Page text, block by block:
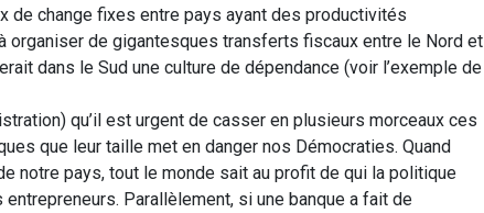
de change fixes entre pays ayant des productivités
organiser de gigantesques transferts fiscaux entre le Nord et
dans le Sud une culture de dépendance (voir l’exemple de
qu’il est urgent de casser en plusieurs morceaux ces
que leur taille met en danger nos Démocraties. Quand
notre pays, tout le monde sait au profit de qui la politique
Parallèlement, si une banque a fait de